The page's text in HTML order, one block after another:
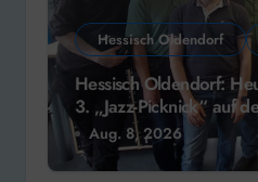
Hessisch Oldendorf
Hessisch Oldendorf:
3. „Jazz-Picknick“ auf
UhrAug. 8, 2026